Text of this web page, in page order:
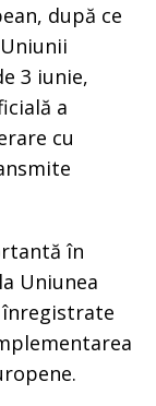
după ce
3 iunie,
a
cu
în
Uniunea
înregistrate